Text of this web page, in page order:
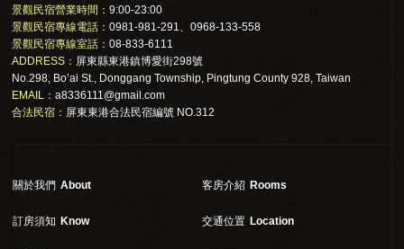
景觀民宿營業時間：9:00-23:00
景觀民宿專線電話：0981-981-291、0968-133-558
景觀民宿專線室話：08-833-6111
ADDRESS： 屏東縣東港鎮博愛街298號
No.298, Bo’ai St., Donggang Township, Pingtung County 928, Taiwan
EMAIL：a8336111@gmail.com
合法民宿： 屏東東港合法民宿編號 NO.312
關於我們 About 客房介紹 Rooms
訂房須知 Know 交通位置 Location